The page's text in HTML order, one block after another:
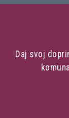
Daj svoj